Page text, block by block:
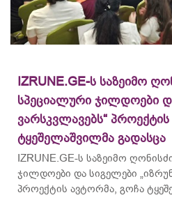
IZRUNE.GE-ს საზეიმო
სპეციალური ჯილდოები
ვარსკვლავებს“
ტყეშელაშვილმა გადასცა
IZRUNE.GE-ს საზეიმო
ჯილდოები და სიგელები
პროექტის ავტორმა, გოჩა